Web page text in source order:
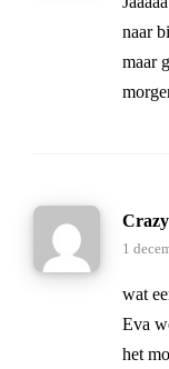
naar
maar
1
wat
Eva
het